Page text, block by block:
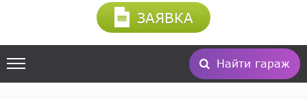
Найти гараж
ЗАЯВКА